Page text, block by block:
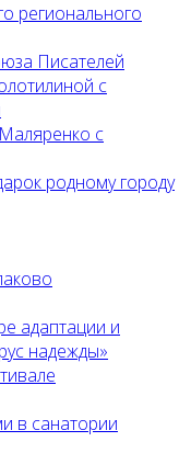
регионального
Писателей
с
с
родному городу
адаптации и
надежды»
в санатории